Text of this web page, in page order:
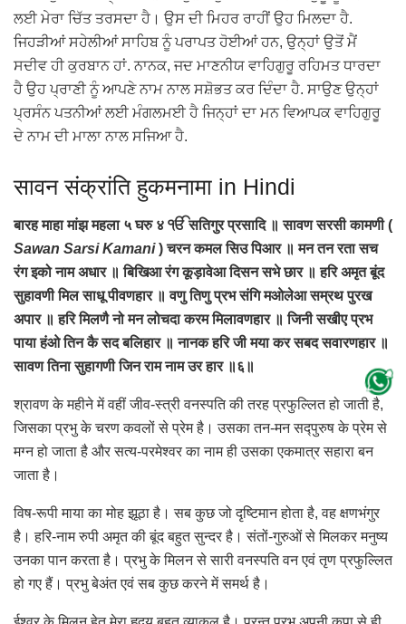
ਲਈ ਮੇਰਾ ਚਿੱਤ ਤਰਸਦਾ ਹੈ। ਉਸ ਦੀ ਮਿਹਰ ਰਾਹੀਂ ਉਹ ਮਿਲਦਾ ਹੈ.
ਜਿਹੜੀਆਂ ਸਹੇਲੀਆਂ ਸਾਹਿਬ ਨੂੰ ਪਰਾਪਤ ਹੋਈਆਂ ਹਨ, ਉਨ੍ਹਾਂ ਉਤੋਂ ਮੈਂ
ਸਦੀਵ ਹੀ ਕੁਰਬਾਨ ਹਾਂ. ਨਾਨਕ, ਜਦ ਮਾਣਨੀਯ ਵਾਹਿਗੁਰੂ ਰਹਿਮਤ ਧਾਰਦਾ
ਹੈ ਉਹ ਪ੍ਰਾਣੀ ਨੂੰ ਆਪਣੇ ਨਾਮ ਨਾਲ ਸਸ਼ੋਭਤ ਕਰ ਦਿੰਦਾ ਹੈ. ਸਾਉਣ ਉਨ੍ਹਾਂ
ਪ੍ਰਸੰਨ ਪਤਨੀਆਂ ਲਈ ਮੰਗਲਮਈ ਹੈ ਜਿਨ੍ਹਾਂ ਦਾ ਮਨ ਵਿਆਪਕ ਵਾਹਿਗੁਰੂ
ਦੇ ਨਾਮ ਦੀ ਮਾਲਾ ਨਾਲ ਸਜਿਆ ਹੈ.
सावन संक्रांति हुकमनामा in Hindi
बारह माहा मांझ महला ५ घरु ४ ੴ सतिगुर प्रसादि ॥ सावण सरसी कामणी (
Sawan Sarsi Kamani) चरन कमल सिउ पिआर ॥ मन तन रता सच
रंग इको नाम अधार ॥ बिखिआ रंग कूड़ावेआ दिसन सभे छार ॥ हरि अमृत बूंद
सुहावणी मिल साधू पीवणहार ॥ वणु तिणु प्रभ संगि मओलेआ सम्रथ पुरख
अपार ॥ हरि मिलणै नो मन लोचदा करम मिलावणहार ॥ जिनी सखीए प्रभ
पाया हंओ तिन कै सद बलिहार ॥ नानक हरि जी मया कर सबद सवारणहार ॥
सावण तिना सुहागणी जिन राम नाम उर हार ॥६॥
श्रावण के महीने में वहीं जीव-स्त्री वनस्पति की तरह प्रफुल्लित हो जाती है,
जिसका प्रभु के चरण कवलों से प्रेम है। उसका तन-मन सद्पुरुष के प्रेम से
मग्न हो जाता है और सत्य-परमेश्वर का नाम ही उसका एकमात्र सहारा बन
जाता है।
विष-रूपी माया का मोह झूठा है। सब कुछ जो दृष्टिमान होता है, वह क्षणभंगुर
है। हरि-नाम रुपी अमृत की बूंद बहुत सुन्दर है। संतों-गुरुओं से मिलकर मनुष्य
उनका पान करता है। प्रभु के मिलन से सारी वनस्पति वन एवं तृण प्रफुल्लित
हो गए हैं। प्रभु बेअंत एवं सब कुछ करने में समर्थ है।